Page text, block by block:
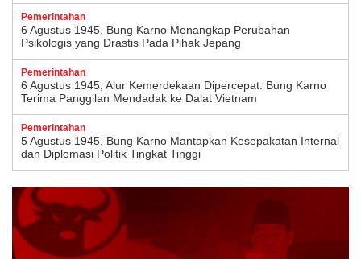
Pemerintahan
6 Agustus 1945, Bung Karno Menangkap Perubahan
Psikologis yang Drastis Pada Pihak Jepang
Pemerintahan
6 Agustus 1945, Alur Kemerdekaan Dipercepat: Bung Karno
Terima Panggilan Mendadak ke Dalat Vietnam
Pemerintahan
5 Agustus 1945, Bung Karno Mantapkan Kesepakatan Internal
dan Diplomasi Politik Tingkat Tinggi